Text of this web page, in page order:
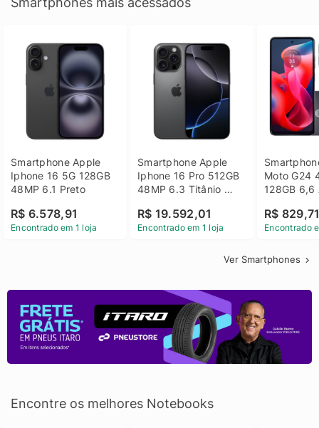
Smartphone Apple
Iphone 16 5G 128GB
48MP 6.1 Preto
R$ 6.578,91
Encontrado em 1 loja
Smartphone Apple
Iphone 16 Pro 512GB
48MP 6.3 Titânio
R$ 19.592,01
Encontrado em 1 loja
Moto G24
128GB 6,6
R$
Encontrado
Ver Smartphones
Encontre os melhores Notebooks